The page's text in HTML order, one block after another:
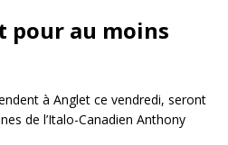
pour au moins
à Anglet ce vendredi, seront
de l’Italo-Canadien Anthony